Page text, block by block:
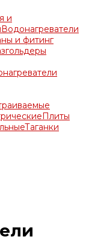
и
Водонагреватели
и фитинг
Плиты
Таганки